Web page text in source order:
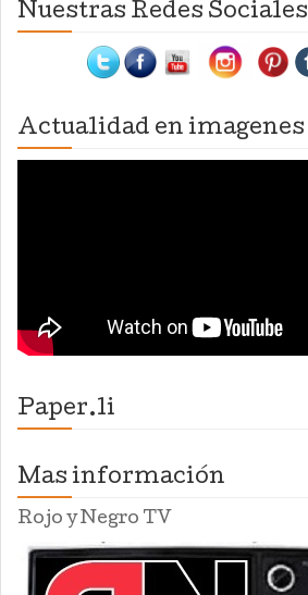
Nuestras Redes Sociales
Actualidad en imagenes
Paper.li
Mas información
Rojo y Negro TV